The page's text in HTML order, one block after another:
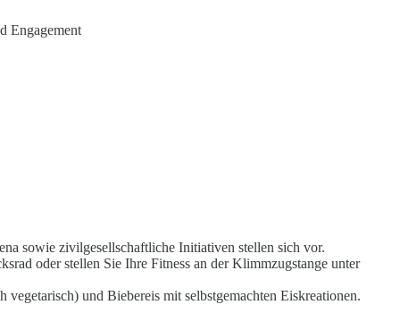
Engagement
sowie zivilgesellschaftliche Initiativen stellen sich vor.
oder stellen Sie Ihre Fitness an der Klimmzugstange unter
und Biebereis mit selbstgemachten Eiskreationen.